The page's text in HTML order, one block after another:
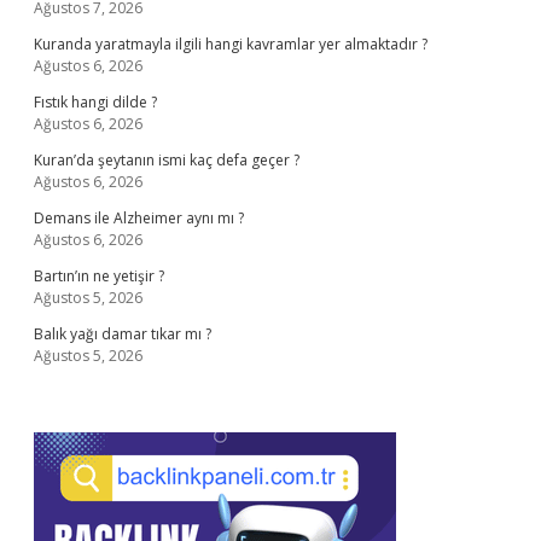
Ağustos 7, 2026
Kuranda yaratmayla ilgili hangi kavramlar yer almaktadır ?
Ağustos 6, 2026
Fıstık hangi dilde ?
Ağustos 6, 2026
Kuran’da şeytanın ismi kaç defa geçer ?
Ağustos 6, 2026
Demans ile Alzheimer aynı mı ?
Ağustos 6, 2026
Bartın’ın ne yetişir ?
Ağustos 5, 2026
Balık yağı damar tıkar mı ?
Ağustos 5, 2026